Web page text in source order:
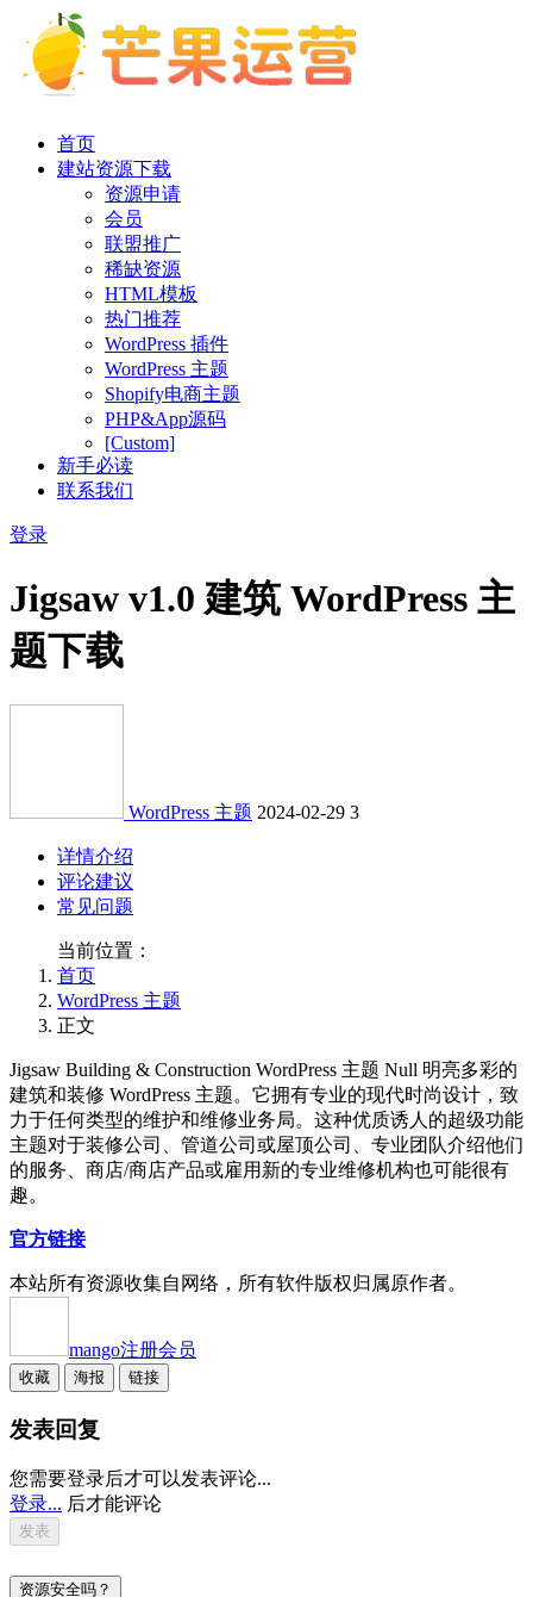
首页
建站资源下载
资源申请
会员
联盟推广
稀缺资源
HTML模板
热门推荐
WordPress 插件
WordPress 主题
Shopify电商主题
PHP&App源码
[Custom]
新手必读
联系我们
登录
Jigsaw v1.0 建筑 WordPress 主
题下载
WordPress 主题 2024-02-29 3
详情介绍
评论建议
常见问题
当前位置：
首页
WordPress 主题
正文
Jigsaw Building & Construction WordPress 主题 Null 明亮多彩的
建筑和装修 WordPress 主题。它拥有专业的现代时尚设计，致
力于任何类型的维护和维修业务局。这种优质诱人的超级功能
主题对于装修公司、管道公司或屋顶公司、专业团队介绍他们
的服务、商店/商店产品或雇用新的专业维修机构也可能很有
趣。
官方链接
本站所有资源收集自网络，所有软件版权归属原作者。
mango注册会员
收藏 海报 链接
发表回复
您需要登录后才可以发表评论...
登录... 后才能评论
资源安全吗？